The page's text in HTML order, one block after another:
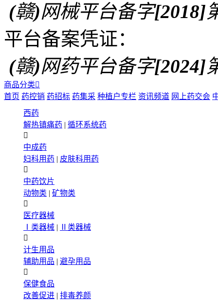
(赣)网械平台备字[2018]
平台备案凭证：
(赣)网药平台备字[2024]
商品分类
首页 药控销 药招标 药集采 种植户专栏 资讯频道 网上药交会
西药
解热镇痛药 | 循环系统药

中成药
妇科用药 | 皮肤科用药

中药饮片
动物类 | 矿物类

医疗器械
Ⅰ类器械 |
Ⅱ类器械

计生用品
辅助用品 | 避孕用品

保健食品
改善促进 | 排毒养颜